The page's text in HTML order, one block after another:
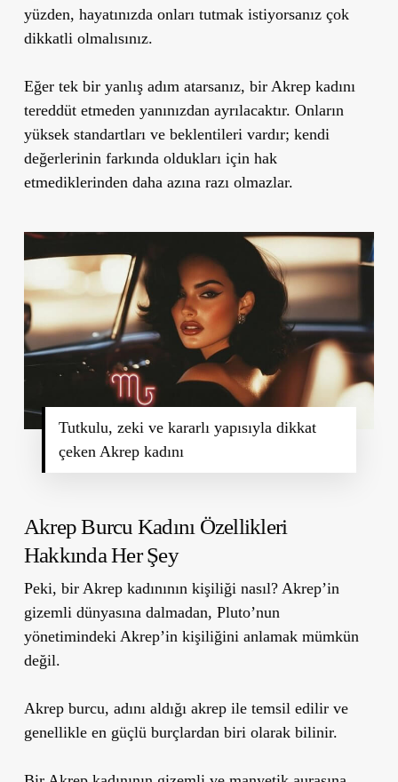
yüzden, hayatınızda onları tutmak istiyorsanız çok
dikkatli olmalısınız.
Eğer tek bir yanlış adım atarsanız, bir Akrep kadını
tereddüt etmeden yanınızdan ayrılacaktır. Onların
yüksek standartları ve beklentileri vardır; kendi
değerlerinin farkında oldukları için hak
etmediklerinden daha azına razı olmazlar.
Tutkulu, zeki ve kararlı yapısıyla dikkat
çeken Akrep kadını
Akrep Burcu Kadını Özellikleri
Hakkında Her Şey
Peki, bir Akrep kadınının kişiliği nasıl? Akrep’in
gizemli dünyasına dalmadan, Pluto’nun
yönetimindeki Akrep’in kişiliğini anlamak mümkün
değil.
Akrep burcu, adını aldığı akrep ile temsil edilir ve
genellikle en güçlü burçlardan biri olarak bilinir.